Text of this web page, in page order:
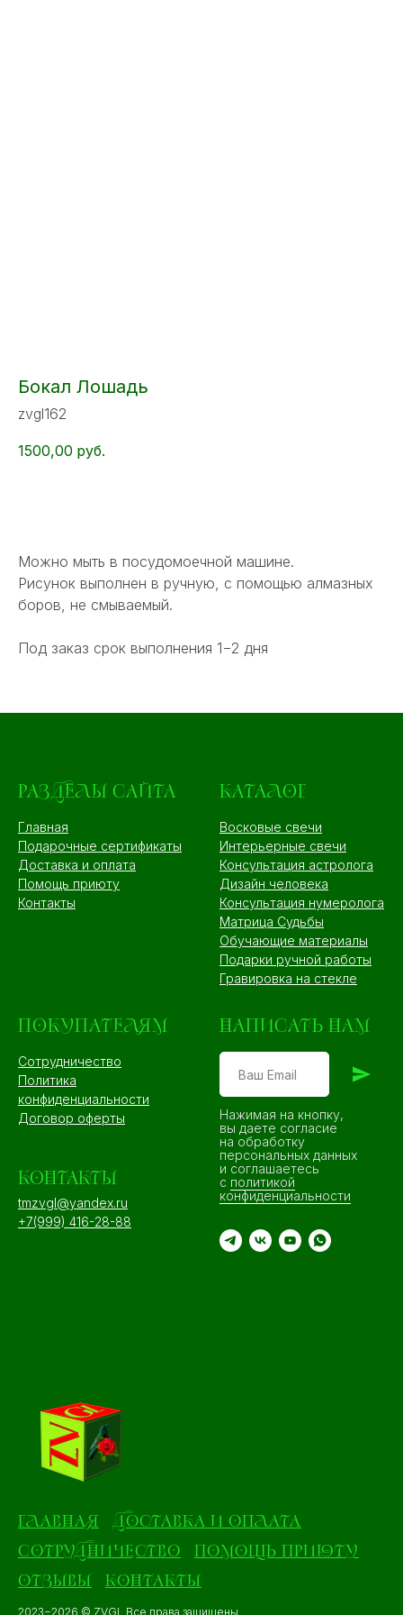
Бокал Лошадь
zvgl162
1500,00 руб.
Можно мыть в посудомоечной машине.
Рисунок выполнен в ручную, с помощью алмазных
боров, не смываемый.
Под заказ срок выполнения 1−2 дня
РАЗДЕЛЫ САЙТА
Главная
Подарочные сертификаты
Доставка и оплата
Помощь приюту
Контакты
КАТАЛОГ
Восковые свечи
Интерьерные свечи
Консультация астролога
Дизайн человека
Консультация нумеролога
Матрица Судьбы
Обучающие материалы
Подарки ручной работы
Гравировка на стекле
ПОКУПАТЕЛЯМ
Сотрудничество
Политика
конфиденциальности
Договор оферты
КОНТАКТЫ
tmzvgl@yandex.ru
+7(999) 416-28-88
НАПИСАТЬ НАМ
Нажимая на кнопку,
вы даете согласие
на обработку
персональных данных
и соглашаетесь
c политикой
конфиденциальности
ГЛАВНАЯ
ДОСТАВКА И ОПЛАТА
СОТРУДНИЧЕСТВО
ПОМОЩЬ ПРИЮТУ
ОТЗЫВЫ
КОНТАКТЫ
2023−2026 © ZVGL Все права защищены.